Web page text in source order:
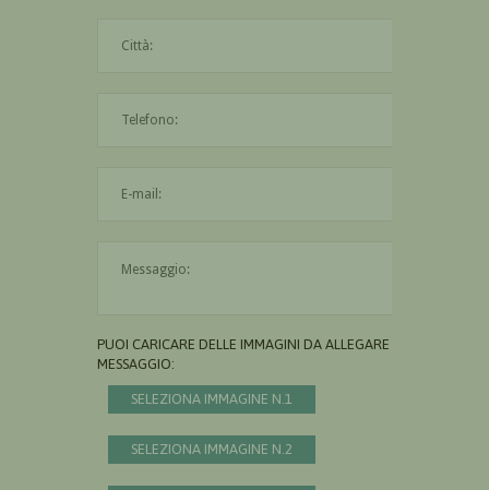
PUOI CARICARE DELLE IMMAGINI DA ALLEGARE AL
MESSAGGIO:
SELEZIONA IMMAGINE N.1
SELEZIONA IMMAGINE N.2